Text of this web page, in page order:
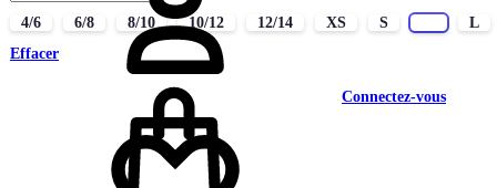
Connectez-vous
4/6 6/8 8/10 10/12 12/14 XS S
L
Effacer